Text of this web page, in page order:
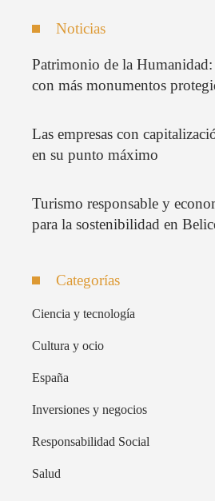
Noticias
Patrimonio de la Humanidad:
con más monumentos
Las empresas con
en su punto máximo
Turismo responsable y
para la sostenibilidad en
Categorías
Ciencia y tecnología
Cultura y ocio
España
Inversiones y negocios
Responsabilidad Social
Salud